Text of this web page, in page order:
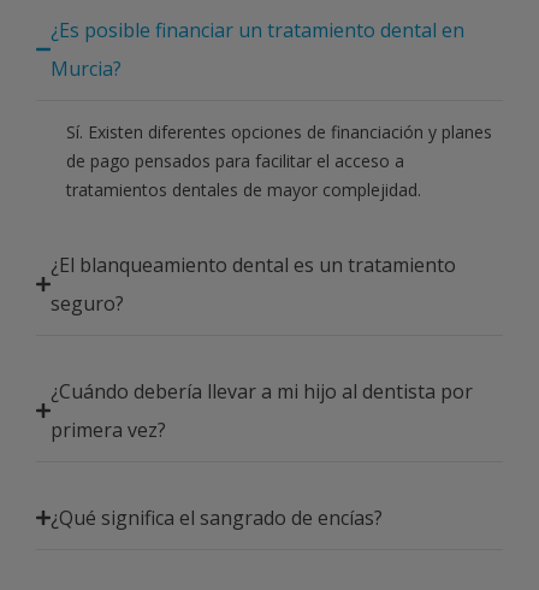
¿Es posible financiar un tratamiento dental en
Murcia?
Sí. Existen diferentes opciones de financiación y planes
de pago pensados para facilitar el acceso a
tratamientos dentales de mayor complejidad.
¿El blanqueamiento dental es un tratamiento
seguro?
¿Cuándo debería llevar a mi hijo al dentista por
primera vez?
¿Qué significa el sangrado de encías?